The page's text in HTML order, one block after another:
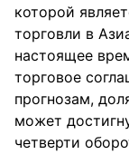
которой
торговли в
настоящее
торговое
прогнозам,
может
четверти